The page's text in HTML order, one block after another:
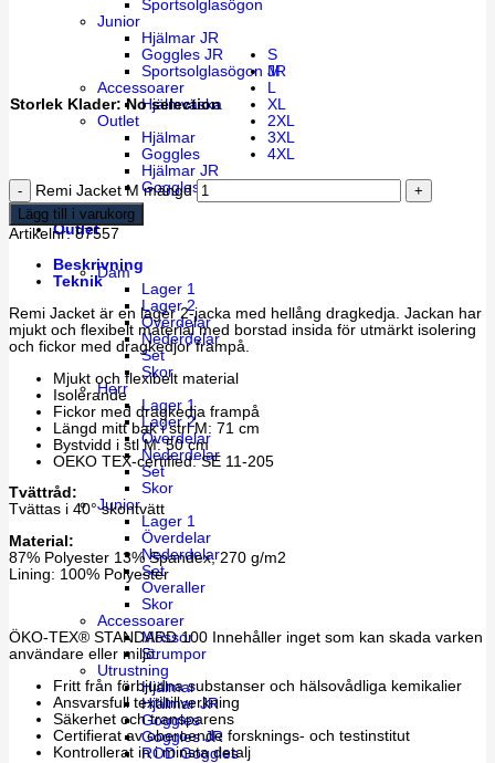
Sportsolglasögon
Junior
Hjälmar JR
Goggles JR
Sportsolglasögon JR
Accessoarer
Hjälmväska
Outlet
Hjälmar
Goggles
Hjälmar JR
Goggles JR
Outlet
Dam
Lager 1
Lager 2
Överdelar
Nederdelar
Set
Skor
Herr
Lager 1
Lager 2
Överdelar
Nederdelar
Set
Skor
Junior
Lager 1
Överdelar
Nederdelar
Set
Overaller
Skor
Accessoarer
Mössor
Strumpor
Utrustning
Hjälmar
Hjälmar JR
Goggles
Goggles JR
ROD Goggles
Storlek Klader: No selection
S
M
L
XL
2XL
3XL
4XL
Remi Jacket M mängd
Lägg till i varukorg
Artikelnr:87557
Beskrivning
Teknik
Remi Jacket är en lager 2-jacka med hellång dragkedja. Jackan har
mjukt och flexibelt material med borstad insida för utmärkt isolering
och fickor med dragkedjor frampå.
Mjukt och flexibelt material
Isolerande
Fickor med dragkedja frampå
Längd mitt bak i strl M: 71 cm
Bystvidd i stl M: 50 cm
OEKO TEX-certified: SE 11-205
Tvättråd:
Tvättas i 40° skontvätt
Material:
87% Polyester 13% Spandex, 270 g/m2
Lining: 100% Polyester
ÖKO-TEX® STANDARD 100 Innehåller inget som kan skada varken
användare eller miljö.
Fritt från förbjudna substanser och hälsovådliga kemikalier
Ansvarsfull textiltillverkning
Säkerhet och transparens
Certifierat av oberoende forsknings- och testinstitut
Kontrollerat in i minsta detalj